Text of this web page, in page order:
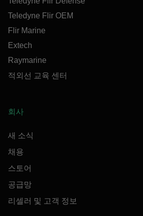
Teledyne Flir OEM
Flir Marine
Extech
Raymarine
적외선 교육 센터
회사
새 소식
채용
스토어
공급망
리셀러 및 고객 정보